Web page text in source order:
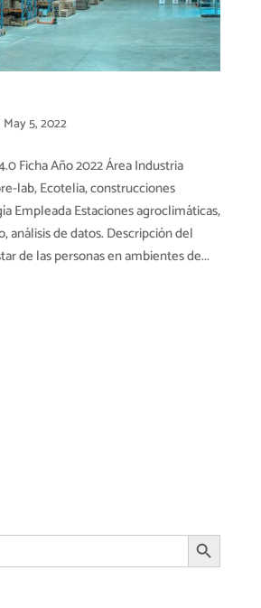
May 5, 2022
Ficha Año 2022 Área Industria
lab, Ecotelia, construcciones
Empleada Estaciones agroclimáticas,
análisis de datos. Descripción del
de las personas en ambientes de...
Botón de búsqueda